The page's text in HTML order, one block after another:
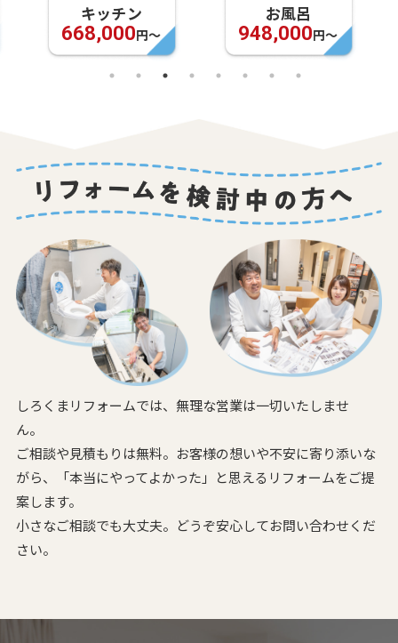
キッチン
668,000円〜
お風呂
948,000円〜
しろくまリフォームでは、無理な営業は一切いたしませ
ん。
ご相談や見積もりは無料。お客様の想いや不安に寄り添いな
がら、
「本当にやってよかった」と思えるリフォームをご提
案します。
小さなご相談でも大丈夫。どうぞ安心してお問い合わせくだ
さい。